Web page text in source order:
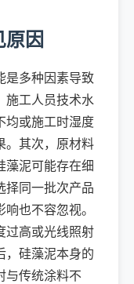
因
是多种因素导致
施工人员技术水
均或施工时湿度
。其次，原材料
藻泥可能存在细
择同一批次产品
也不容忽视。
过高或光线照射
，硅藻泥本身的
与传统涂料不